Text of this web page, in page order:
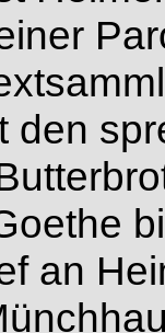
den
an